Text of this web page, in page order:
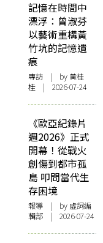
記憶在時間中
漂浮：曾淑芬
以藝術重構黃
竹坑的記憶遺
痕
專訪 | by 黃桂
桂 | 2026-07-24
《歐亞紀錄片
週2026》正式
開幕！從戰火
創傷到都市孤
島 叩問當代生
存困境
報導 | by 虛詞編
輯部 | 2026-07-24